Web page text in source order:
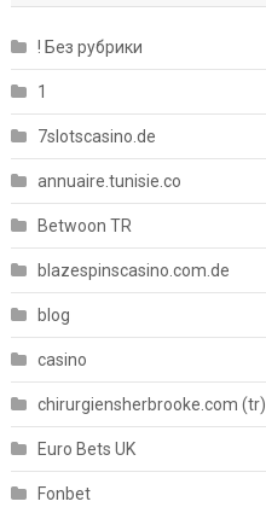
! Без рубрики
1
7slotscasino.de
annuaire.tunisie.co
Betwoon TR
blazespinscasino.com.de
blog
casino
chirurgiensherbrooke.com (tr)
Euro Bets UK
Fonbet